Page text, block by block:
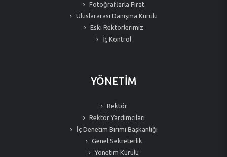
Fotoğraflarla Fırat
Uluslararası Danışma Kurulu
Eski Rektörlerimiz
İç Kontrol
YÖNETİM
Rektör
Rektör Yardımcıları
İç Denetim Birimi Başkanlığı
Genel Sekreterlik
Yönetim Kurulu